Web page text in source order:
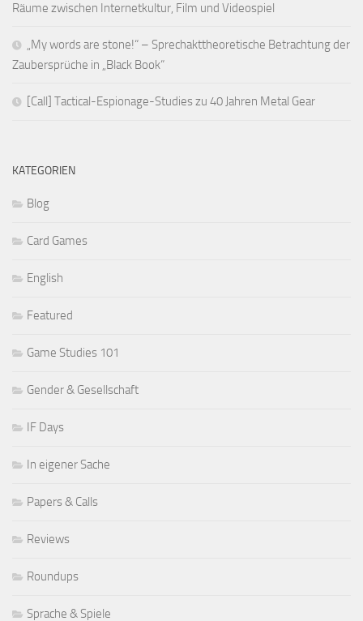
Räume zwischen Internetkultur, Film und Videospiel
„My words are stone!“ – Sprechakttheoretische Betrachtung der
Zaubersprüche in „Black Book“
[Call] Tactical-Espionage-Studies zu 40 Jahren Metal Gear
KATEGORIEN
Blog
Card Games
English
Featured
Game Studies 101
Gender & Gesellschaft
IF Days
In eigener Sache
Papers & Calls
Reviews
Roundups
Sprache & Spiele